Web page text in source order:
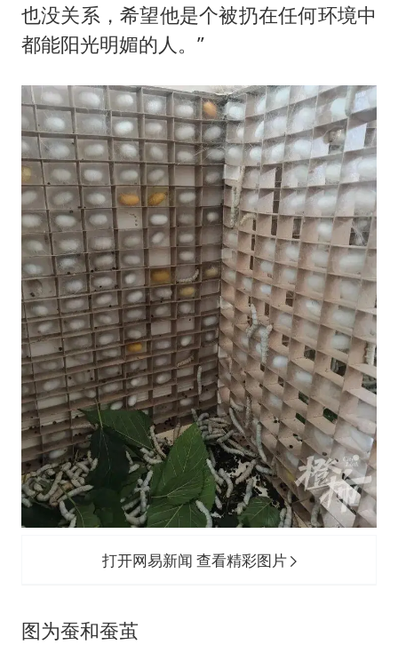
也没关系，希望他是个被扔在任何环境中
都能阳光明媚的人。”
打开网易新闻 查看精彩图片
图为蚕和蚕茧